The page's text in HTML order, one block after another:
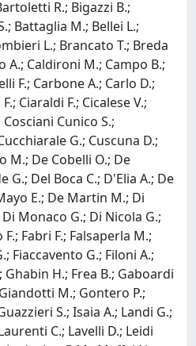
R.; Bigazzi B.;
Battaglia M.; Bellei L.;
L.; Brancato T.; Breda
A.; Caldironi M.; Campo B.;
F.; Carbone A.; Carlo D.;
Ciaraldi F.; Cicalese V.;
Cunico S.;
G.; Cuscuna D.;
M.; De Cobelli O.; De
G.; Del Boca C.; D'Elia A.; De
E.; De Martin M.; Di
Monaco G.; Di Nicola G.;
Fabri F.; Falsaperla M.;
Fiaccavento G.; Filoni A.;
Ghabin H.; Frea B.; Gaboardi
M.; Gontero P.;
S.; Isaia A.; Landi G.;
C.; Lavelli D.; Leidi